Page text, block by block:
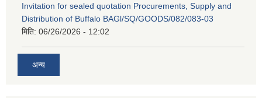
Invitation for sealed quotation Procurements, Supply and
Distribution of Buffalo BAGl/SQ/GOODS/082/083-03
मिति: 06/26/2026 - 12:02
अन्य